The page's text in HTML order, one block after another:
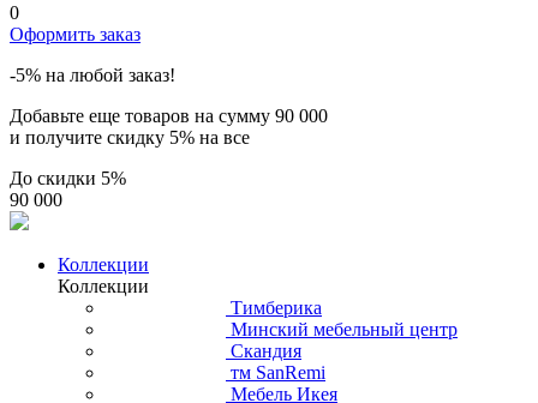
0
Оформить заказ
-5% на любой заказ!
Добавьте еще товаров на сумму 90 000
и получите скидку 5% на все
До скидки 5%
90 000
Коллекции
Коллекции
Тимберика
Минский мебельный центр
Скандия
тм SanRemi
Мебель Икея